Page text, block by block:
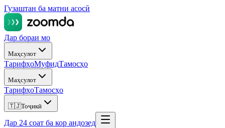
Гузаштан ба матни асосӣ
Дар бораи мо
Маҳсулот
ТарифҳоМуфидТамосҳо
Маҳсулот
ТарифҳоТамосҳо
🇹🇯Тоҷикӣ
Дар 24 соат ба кор андозед